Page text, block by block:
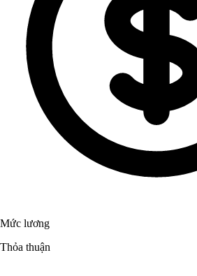
Mức lương
Thỏa thuận